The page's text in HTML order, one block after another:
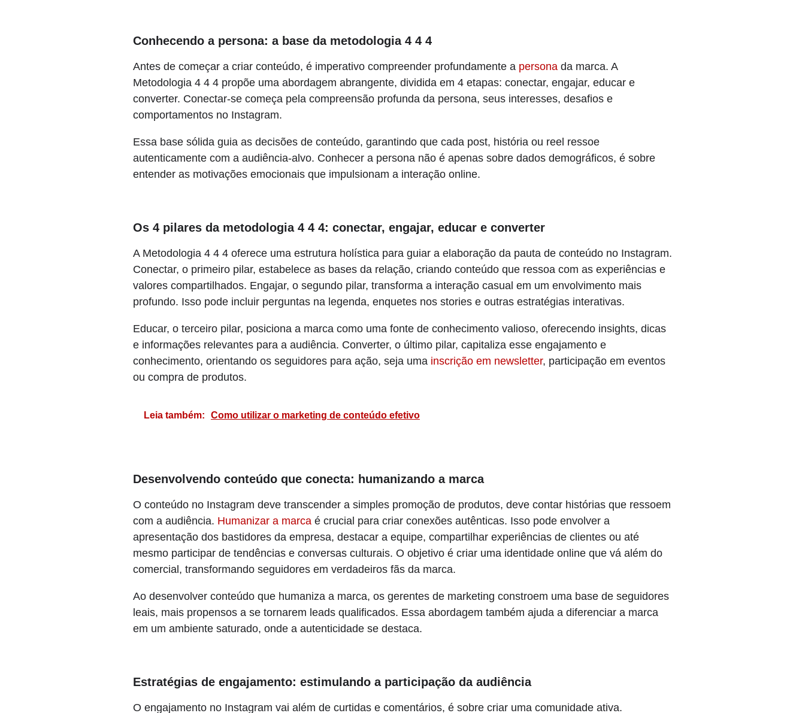
Conhecendo a persona: a base da metodologia 4 4 4
Antes de começar a criar conteúdo, é imperativo compreender profundamente a persona da marca. A
Metodologia 4 4 4 propõe uma abordagem abrangente, dividida em 4 etapas: conectar, engajar, educar e
converter. Conectar-se começa pela compreensão profunda da persona, seus interesses, desafios e
comportamentos no Instagram.
Essa base sólida guia as decisões de conteúdo, garantindo que cada post, história ou reel ressoe
autenticamente com a audiência-alvo. Conhecer a persona não é apenas sobre dados demográficos, é sobre
entender as motivações emocionais que impulsionam a interação online.
Os 4 pilares da metodologia 4 4 4: conectar, engajar, educar e converter
A Metodologia 4 4 4 oferece uma estrutura holística para guiar a elaboração da pauta de conteúdo no Instagram.
Conectar, o primeiro pilar, estabelece as bases da relação, criando conteúdo que ressoa com as experiências e
valores compartilhados. Engajar, o segundo pilar, transforma a interação casual em um envolvimento mais
profundo. Isso pode incluir perguntas na legenda, enquetes nos stories e outras estratégias interativas.
Educar, o terceiro pilar, posiciona a marca como uma fonte de conhecimento valioso, oferecendo insights, dicas
e informações relevantes para a audiência. Converter, o último pilar, capitaliza esse engajamento e
conhecimento, orientando os seguidores para ação, seja uma inscrição em newsletter, participação em eventos
ou compra de produtos.
Leia também: Como utilizar o marketing de conteúdo efetivo
Desenvolvendo conteúdo que conecta: humanizando a marca
O conteúdo no Instagram deve transcender a simples promoção de produtos, deve contar histórias que ressoem
com a audiência. Humanizar a marca é crucial para criar conexões autênticas. Isso pode envolver a
apresentação dos bastidores da empresa, destacar a equipe, compartilhar experiências de clientes ou até
mesmo participar de tendências e conversas culturais. O objetivo é criar uma identidade online que vá além do
comercial, transformando seguidores em verdadeiros fãs da marca.
Ao desenvolver conteúdo que humaniza a marca, os gerentes de marketing constroem uma base de seguidores
leais, mais propensos a se tornarem leads qualificados. Essa abordagem também ajuda a diferenciar a marca
em um ambiente saturado, onde a autenticidade se destaca.
Estratégias de engajamento: estimulando a participação da audiência
O engajamento no Instagram vai além de curtidas e comentários, é sobre criar uma comunidade ativa.